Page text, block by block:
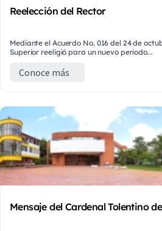
Reelección del Rector
Mediante el Acuerdo No. 016 del 24 de
Superior reeligió para un nuevo periodo...
Conoce más
Mensaje del Cardenal Tolentino